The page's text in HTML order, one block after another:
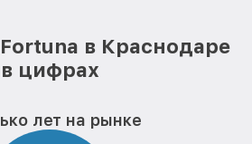
в Краснодаре
в цифрах
лет на рынке